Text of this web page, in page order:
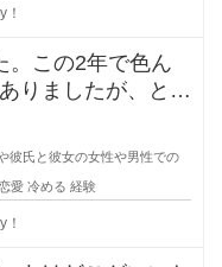
。この2年で色ん
りましたが、とに
れる
彼氏と彼女の女性や男性での
愛 冷める 経験